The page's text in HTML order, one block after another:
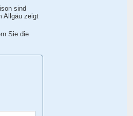
sind
Allgäu zeigt
Sie die